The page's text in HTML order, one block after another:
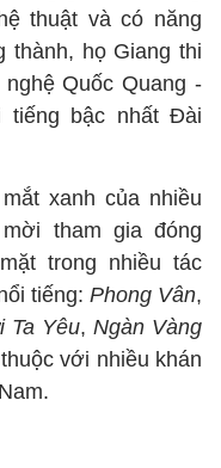
thuật và có năng
thành, họ Giang thi
Quốc Quang -
tiếng bậc nhất Đài
xanh của nhiều
tham gia đóng
trong nhiều tác
tiếng: Phong Vân,
Ta Yêu,Ngàn Vàng
với nhiều khán